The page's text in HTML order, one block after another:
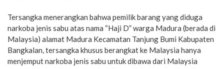
Tersangka menerangkan bahwa pemilik barang yang diduga
narkoba jenis sabu atas nama “Haji D” warga Madura (berada di
Malaysia) alamat Madura Kecamatan Tanjung Bumi Kabupaten
Bangkalan, tersangka khusus berangkat ke Malaysia hanya
menjemput narkoba jenis sabu untuk dibawa dari Malaysia